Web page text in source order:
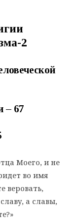
2
– 67
Моего, и не
во имя
веровать,
а славы,